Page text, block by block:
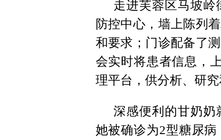
走进芙蓉区马坡
防控中心，墙上陈列
和要求；门诊配备了
会实时将患者信息，
理平台， 供分析、研
深感便利的甘奶奶
她被确诊为2型糖尿